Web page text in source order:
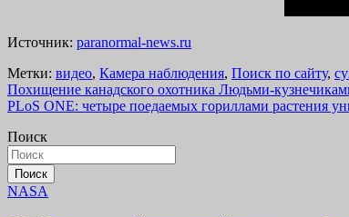
Источник: paranormal-news.ru
Метки: видео, Камера наблюдения, Поиск по сайту,
Навигация
по
записям
Похищение канадского охотника Людьми-
PLoS ONE: четыре поедаемых гориллами растения
Поиск
Поиск
NASA